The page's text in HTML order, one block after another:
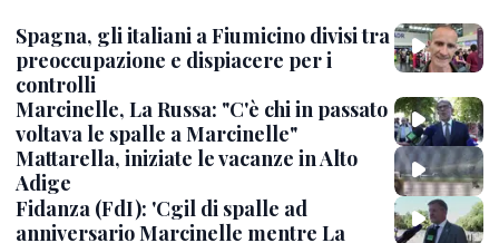
Spagna, gli italiani a Fiumicino divisi tra
preoccupazione e dispiacere per i
controlli
Marcinelle, La Russa: "C'è chi in passato
voltava le spalle a Marcinelle"
Mattarella, iniziate le vacanze in Alto
Adige
Fidanza (FdI): 'Cgil di spalle ad
anniversario Marcinelle mentre La